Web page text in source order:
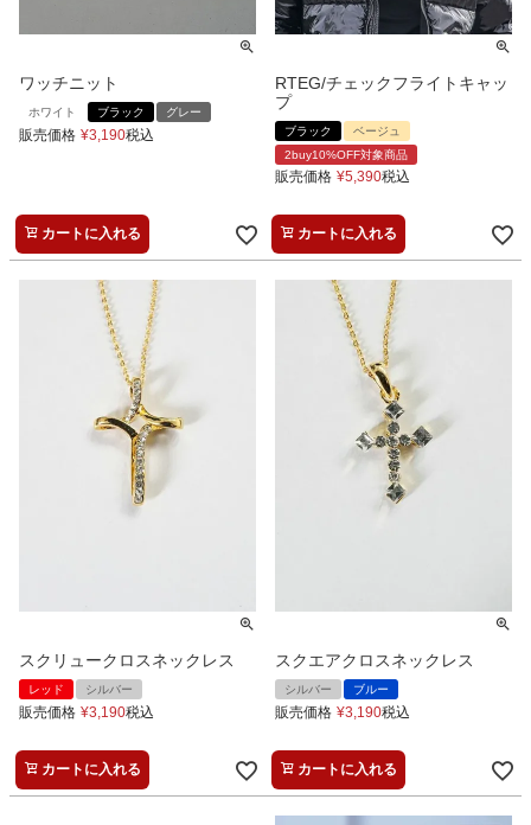
ワッチニット
ホワイト ブラック グレー
販売価格 ¥3,190税込
カートに入れる
RTEG/チェックフライトキャッ
プ
ブラック
ベージュ
2buy10%OFF対象商品
販売価格 ¥5,390税込
カートに入れる
スクリュークロスネックレス
レッド シルバー
販売価格 ¥3,190税込
カートに入れる
スクエアクロスネックレス
シルバー ブルー
販売価格 ¥3,190税込
カートに入れる